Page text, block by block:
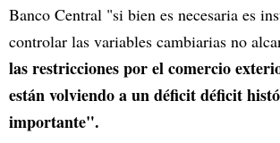
Banco Central "si bien es necesaria es
controlar las variables cambiarias no
las restricciones por el comercio
están volviendo a un déficit déficit
importante".